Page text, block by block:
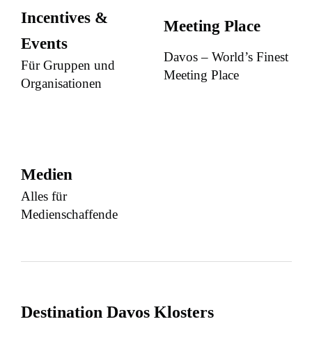
Incentives &
Events
Für Gruppen und
Organisationen
Meeting Place
Davos – World’s Finest
Meeting Place
Medien
Alles für
Medienschaffende
Destination Davos Klosters